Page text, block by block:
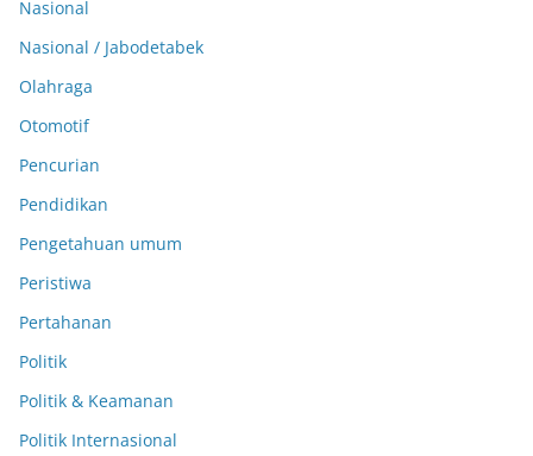
Nasional
Nasional / Jabodetabek
Olahraga
Otomotif
Pencurian
Pendidikan
Pengetahuan umum
Peristiwa
Pertahanan
Politik
Politik & Keamanan
Politik Internasional